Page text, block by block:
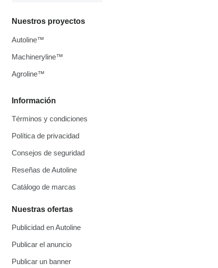
Información
Términos y condiciones
Política de privacidad
Consejos de seguridad
Reseñas de Autoline
Catálogo de marcas
Nuestras ofertas
Publicidad en Autoline
Publicar el anuncio
Publicar un banner
Nuestros proyectos
Autoline™
Machineryline™
Agroline™